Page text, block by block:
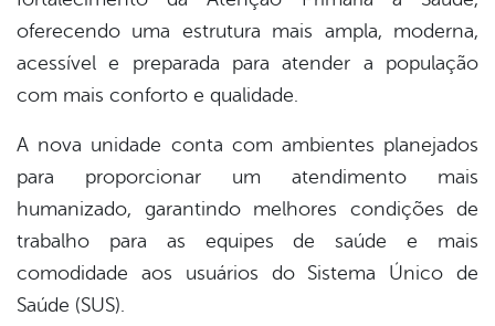
oferecendo uma estrutura mais ampla, moderna,
acessível e preparada para atender a população
com mais conforto e qualidade.
A nova unidade conta com ambientes planejados
para proporcionar um atendimento mais
humanizado, garantindo melhores condições de
trabalho para as equipes de saúde e mais
comodidade aos usuários do Sistema Único de
Saúde (SUS).